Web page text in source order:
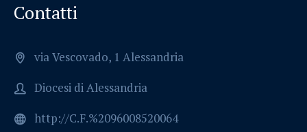
Contatti
via Vescovado, 1 Alessandria
Diocesi di Alessandria
http://C.F.%2096008520064